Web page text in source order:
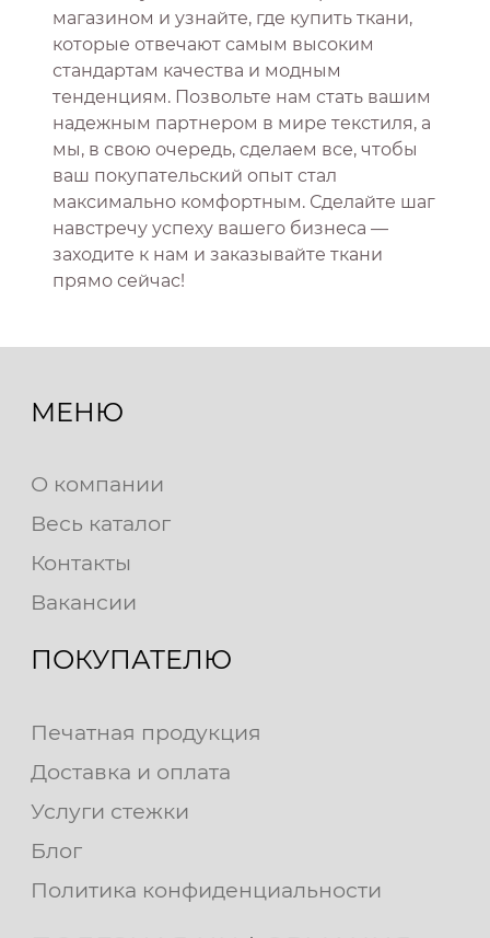
магазином и узнайте, где купить ткани,
которые отвечают самым высоким
стандартам качества и модным
тенденциям. Позвольте нам стать вашим
надежным партнером в мире текстиля, а
мы, в свою очередь, сделаем все, чтобы
ваш покупательский опыт стал
максимально комфортным. Сделайте шаг
навстречу успеху вашего бизнеса —
заходите к нам и заказывайте ткани
прямо сейчас!
МЕНЮ
О компании
Весь каталог
Контакты
Вакансии
ПОКУПАТЕЛЮ
Печатная продукция
Доставка и оплата
Услуги стежки
Блог
Политика конфиденциальности